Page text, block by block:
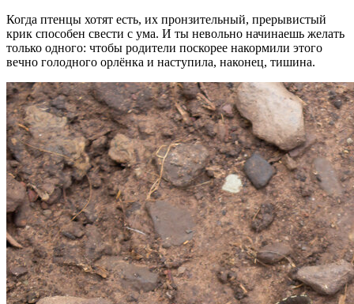
Когда птенцы хотят есть, их пронзительный, прерывистый
крик способен свести с ума. И ты невольно начинаешь желать
только одного: чтобы родители поскорее накормили этого
вечно голодного орлёнка и наступила, наконец, тишина.